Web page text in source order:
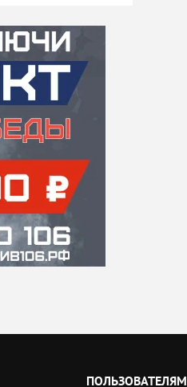
ПОЛЬЗОВАТЕЛЯМ